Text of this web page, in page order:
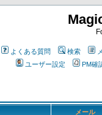
よくある質問 検索
ユーザー設定
PM確
メール